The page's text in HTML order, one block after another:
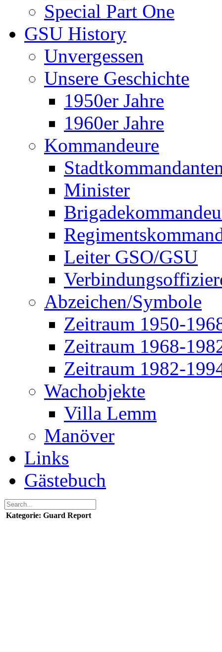
Special Part One
GSU History
Unvergessen
Unsere Geschichte
1950er Jahre
1960er Jahre
Kommandeure
Minister
Leiter GSO/GSU
Abzeichen/Symbole
Zeitraum 1950-
Zeitraum 1968-
Zeitraum 1982-
Wachobjekte
Villa Lemm
Manöver
Links
Gästebuch
Kategorie: Guard Report